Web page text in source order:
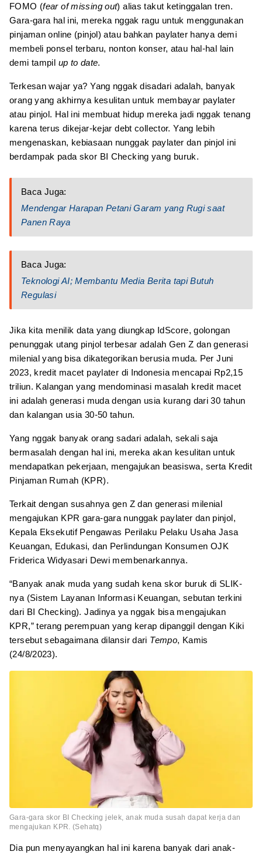
FOMO (fear of missing out) alias takut ketinggalan tren.
Gara-gara hal ini, mereka nggak ragu untuk menggunakan
pinjaman online (pinjol) atau bahkan paylater hanya demi
membeli ponsel terbaru, nonton konser, atau hal-hal lain
demi tampil up to date.
Terkesan wajar ya? Yang nggak disadari adalah, banyak
orang yang akhirnya kesulitan untuk membayar paylater
atau pinjol. Hal ini membuat hidup mereka jadi nggak tenang
karena terus dikejar-kejar debt collector. Yang lebih
mengenaskan, kebiasaan nunggak paylater dan pinjol ini
berdampak pada skor BI Checking yang buruk.
Baca Juga:
Mendengar Harapan Petani Garam yang Rugi saat
Panen Raya
Baca Juga:
Teknologi AI; Membantu Media Berita tapi Butuh
Regulasi
Jika kita menilik data yang diungkap IdScore, golongan
penunggak utang pinjol terbesar adalah Gen Z dan generasi
milenial yang bisa dikategorikan berusia muda. Per Juni
2023, kredit macet paylater di Indonesia mencapai Rp2,15
triliun. Kalangan yang mendominasi masalah kredit macet
ini adalah generasi muda dengan usia kurang dari 30 tahun
dan kalangan usia 30-50 tahun.
Yang nggak banyak orang sadari adalah, sekali saja
bermasalah dengan hal ini, mereka akan kesulitan untuk
mendapatkan pekerjaan, mengajukan beasiswa, serta Kredit
Pinjaman Rumah (KPR).
Terkait dengan susahnya gen Z dan generasi milenial
mengajukan KPR gara-gara nunggak paylater dan pinjol,
Kepala Eksekutif Pengawas Perilaku Pelaku Usaha Jasa
Keuangan, Edukasi, dan Perlindungan Konsumen OJK
Friderica Widyasari Dewi membenarkannya.
“Banyak anak muda yang sudah kena skor buruk di SLIK-
nya (Sistem Layanan Informasi Keuangan, sebutan terkini
dari BI Checking). Jadinya ya nggak bisa mengajukan
KPR,” terang perempuan yang kerap dipanggil dengan Kiki
tersebut sebagaimana dilansir dari Tempo, Kamis
(24/8/2023).
Gara-gara skor BI Checking jelek, anak muda susah dapat kerja dan
mengajukan KPR. (Sehatq)
Dia pun menyayangkan hal ini karena banyak dari anak-